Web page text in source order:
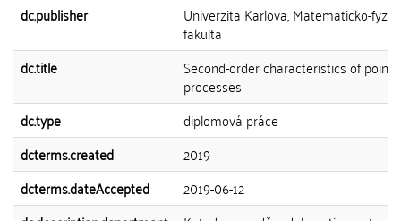
dc.publisher
Univerzita Karlova, Matematicko-
fakulta
dc.title
Second-order characteristics of point
processes
dc.type
diplomová práce
dcterms.created
2019
dcterms.dateAccepted
2019-06-12